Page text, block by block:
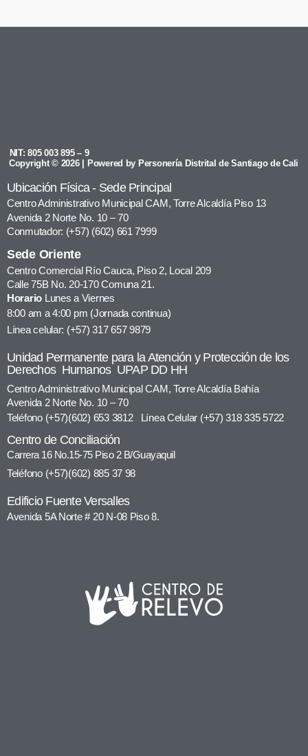
NIT: 805 003 895 – 9
Copyright © 2026 | Powered by Personería Distrital de Santiago de Cali
Ubicación Física - Sede Principal
Centro Administrativo Municipal CAM, Torre Alcaldía Piso 13
Avenida 2 Norte No. 10 – 70
Conmutador: (+57) (602) 661 7999
Sede Oriente
Centro Comercial Río Cauca, Piso 2, Local 209
Calle 75B No. 20-170 Comuna 21.
Horario Lunes a Viernes
8:00 am a 4:00 pm (Jornada continua)
Línea celular: (+57) 317 657 9879
Unidad Permanente para la Atención y Protección de los
Derechos Humanos UPAP DD HH
Centro Administrativo Municipal CAM, Torre Alcaldía Bahía
Avenida 2 Norte No. 10 – 70
Teléfono (+57)(602) 653 3812 Línea Celular (+57) 318 335 5722
Centro de Conciliación
Carrera 16 No.15-75 Piso 2 B/Guayaquil
Teléfono (+57)(602) 885 37 98
Edificio Fuente Versalles
Avenida 5A Norte # 20 N-08 Piso 8.